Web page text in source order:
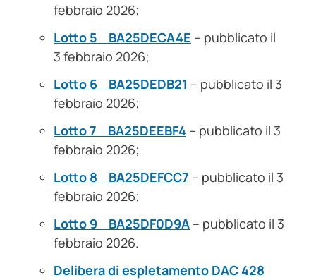
febbraio 2026;
Lotto 5 BA25DECA4E – pubblicato il
3 febbraio 2026;
Lotto 6 BA25DEDB21 – pubblicato il 3
febbraio 2026;
Lotto 7 BA25DEEBF4 – pubblicato il 3
febbraio 2026;
Lotto 8 BA25DEFCC7 – pubblicato il 3
febbraio 2026;
Lotto 9 BA25DF0D9A – pubblicato il 3
febbraio 2026.
Delibera di espletamento DAC 428